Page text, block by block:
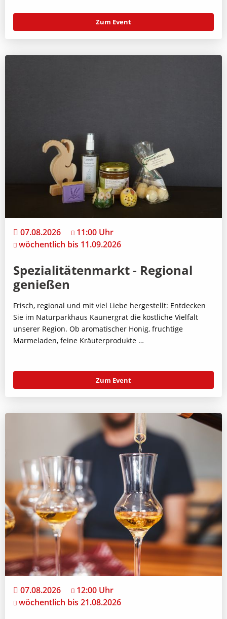
Zum Event
07.08.2026
11:00 Uhr
wöchentlich bis 11.09.2026
Spezialitätenmarkt - Regional
genießen
Frisch, regional und mit viel Liebe hergestellt: Entdecken
Sie im Naturparkhaus Kaunergrat die köstliche Vielfalt
unserer Region. Ob aromatischer Honig, fruchtige
Marmeladen, feine Kräuterprodukte …
Zum Event
07.08.2026
12:00 Uhr
wöchentlich bis 21.08.2026